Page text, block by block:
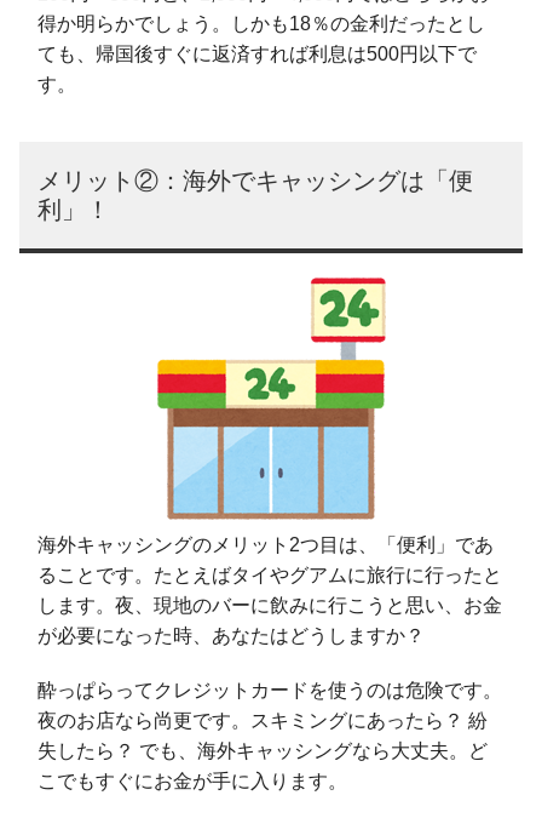
得か明らかでしょう。しかも18％の金利だったとし
ても、帰国後すぐに返済すれば利息は500円以下で
す。
メリット②：海外でキャッシングは「便
利」！
海外キャッシングのメリット2つ目は、「便利」であ
ることです。たとえばタイやグアムに旅行に行ったと
します。夜、現地のバーに飲みに行こうと思い、お金
が必要になった時、あなたはどうしますか？
酔っぱらってクレジットカードを使うのは危険です。
夜のお店なら尚更です。スキミングにあったら？ 紛
失したら？ でも、海外キャッシングなら大丈夫。ど
こでもすぐにお金が手に入ります。